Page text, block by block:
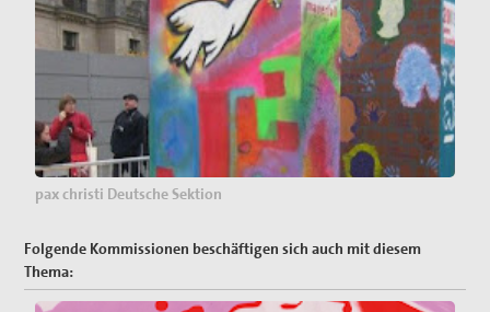
pax christi Deutsche Sektion
Folgende Kommissionen beschäftigen sich auch mit diesem
Thema: